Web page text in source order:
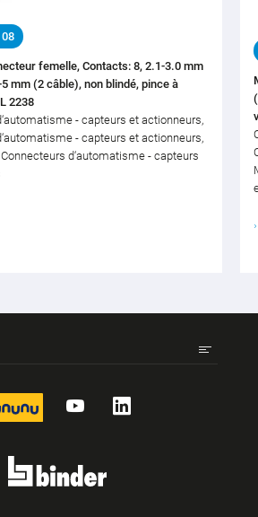
femelle, Contacts: 8, 2.1-3.0 mm
mm (2 câble), non blindé, pince à
2238
- capteurs et actionneurs,
- capteurs et actionneurs,
d‘automatisme - capteurs
YouTubeLinkedIn